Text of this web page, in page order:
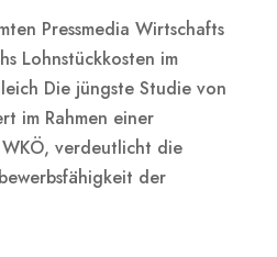
Pressmedia Wirtschafts
Lohnstückkosten im
Die jüngste Studie von
im Rahmen einer
verdeutlicht die
der